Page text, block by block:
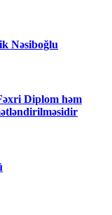
Nəsiboğlu
Diplom həm